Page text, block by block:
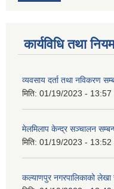
कार्यविधि तथा
व्यवसाय दर्ता तथा नविकरण
मिति: 01/19/2023 - 13:57
मेलमिलाप केन्द्र सञ्चालन
मिति: 01/19/2023 - 13:52
कल्याणपुर नगरपालिकाको लेखा